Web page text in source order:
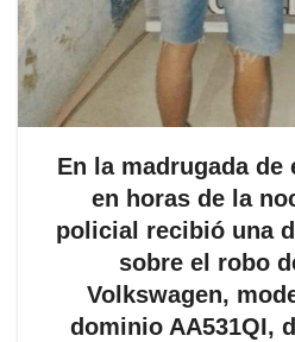
En la madrugada de
en horas de la
policial recibió una
sobre el robo
Volkswagen,
dominio AA531QI,